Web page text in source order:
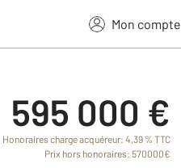
Mon compte
595 000 €
Honoraires charge acquéreur: 4,39 % TTC
Prix hors honoraires: 570000€